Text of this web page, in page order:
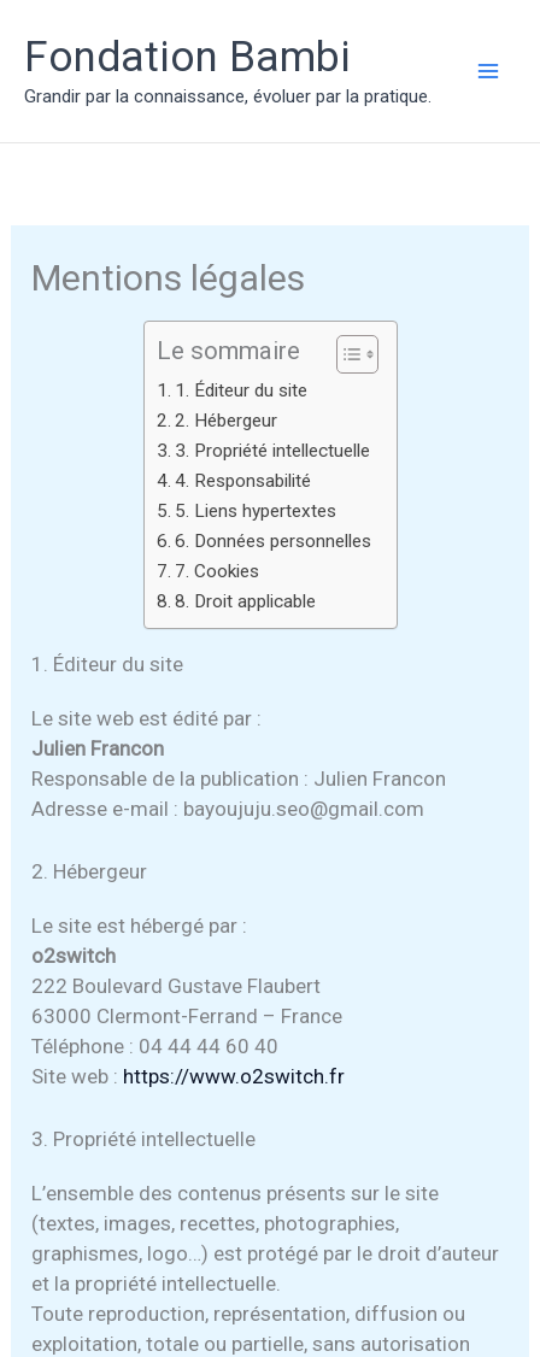
contenu
Fondation Bambi
Grandir par la connaissance, évoluer par la pratique.
Mentions légales
Le sommaire
1. Éditeur du site
2. Hébergeur
3. Propriété intellectuelle
4. Responsabilité
5. Liens hypertextes
6. Données personnelles
7. Cookies
8. Droit applicable
1. Éditeur du site
Le site web est édité par :
Julien Francon
Responsable de la publication : Julien Francon
Adresse e-mail : bayoujuju.seo@gmail.com
2. Hébergeur
Le site est hébergé par :
o2switch
222 Boulevard Gustave Flaubert
63000 Clermont-Ferrand – France
Téléphone : 04 44 44 60 40
Site web : https://www.o2switch.fr
3. Propriété intellectuelle
L’ensemble des contenus présents sur le site
(textes, images, recettes, photographies,
graphismes, logo…) est protégé par le droit d’auteur
et la propriété intellectuelle.
Toute reproduction, représentation, diffusion ou
exploitation, totale ou partielle, sans autorisation